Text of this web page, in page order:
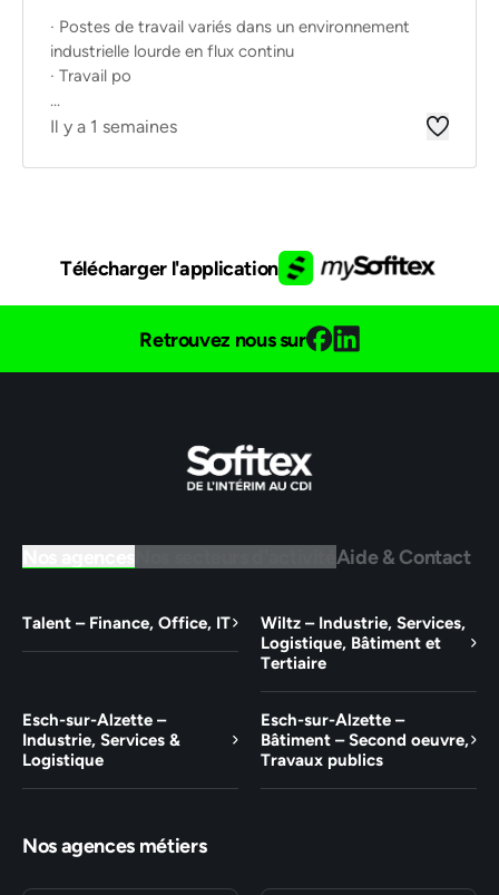
· Postes de travail variés dans un environnement
industrielle lourde en flux continu
· Travail po
...
Il y a 1 semaines
Télécharger l'application
Retrouvez nous sur
Aide & Contact
Talent – Finance, Office, IT
Wiltz – Industrie, Services,
Logistique, Bâtiment et
Tertiaire
Esch-sur-Alzette –
Industrie, Services &
Logistique
Esch-sur-Alzette –
Bâtiment – Second oeuvre,
Travaux publics
Nos agences métiers